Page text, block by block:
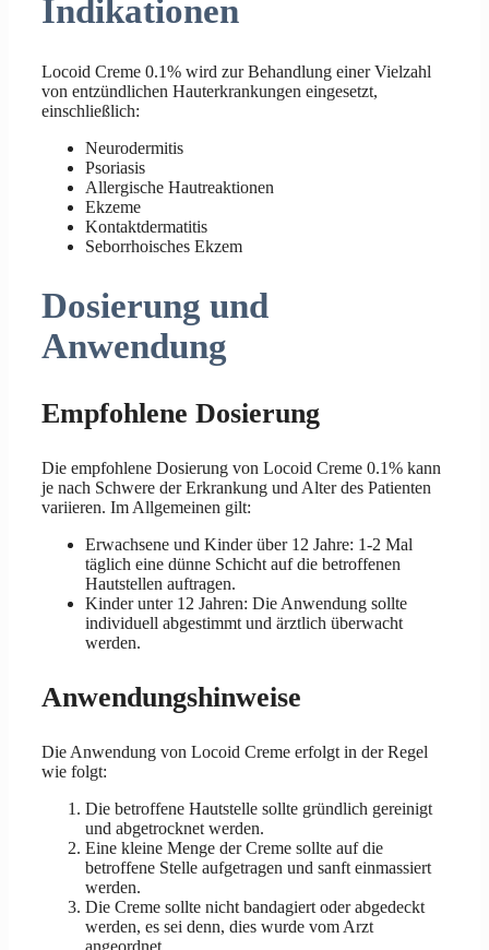
Indikationen
Locoid Creme 0.1% wird zur Behandlung einer Vielzahl
von entzündlichen Hauterkrankungen eingesetzt,
einschließlich:
Neurodermitis
Psoriasis
Allergische Hautreaktionen
Ekzeme
Kontaktdermatitis
Seborrhoisches Ekzem
Dosierung und
Anwendung
Empfohlene Dosierung
Die empfohlene Dosierung von Locoid Creme 0.1% kann
je nach Schwere der Erkrankung und Alter des Patienten
variieren. Im Allgemeinen gilt:
Erwachsene und Kinder über 12 Jahre: 1-2 Mal
täglich eine dünne Schicht auf die betroffenen
Hautstellen auftragen.
Kinder unter 12 Jahren: Die Anwendung sollte
individuell abgestimmt und ärztlich überwacht
werden.
Anwendungshinweise
Die Anwendung von Locoid Creme erfolgt in der Regel
wie folgt:
Die betroffene Hautstelle sollte gründlich gereinigt
und abgetrocknet werden.
Eine kleine Menge der Creme sollte auf die
betroffene Stelle aufgetragen und sanft einmassiert
werden.
Die Creme sollte nicht bandagiert oder abgedeckt
werden, es sei denn, dies wurde vom Arzt
angeordnet.